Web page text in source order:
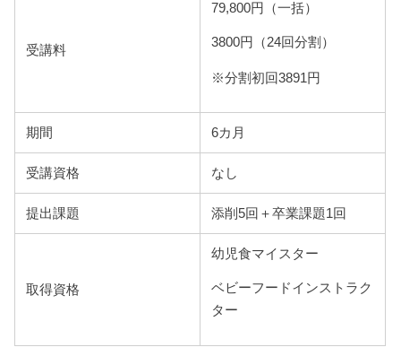
受講料
79,800円（一括）
3800円（24回分割）
※分割初回3891円
期間 6カ月
受講資格 なし
提出課題 添削5回＋卒業課題1回
取得資格
幼児食マイスター
ベビーフードインストラク
ター